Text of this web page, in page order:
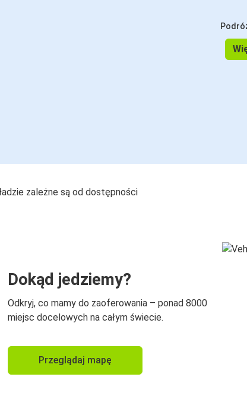
zależne są od dostępności
Dokąd jedziemy?
Odkryj, co mamy do zaoferowania – ponad 8000
miejsc docelowych na całym świecie.
Przeglądaj mapę